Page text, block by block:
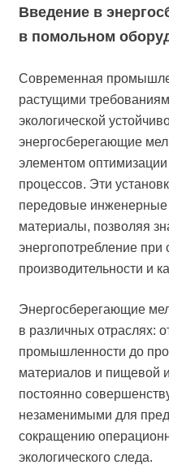
Введение в
в помольном
Современная
растущими
экологической
энергосберегающие
элементом
процессов. Эти
передовые
материалы, позволяя
энергопотребление при
производительности и
Энергосберегающие
в различных отраслях:
промышленности до
материалов и пищевой
постоянно
незаменимыми для
сокращению
экологического следа.